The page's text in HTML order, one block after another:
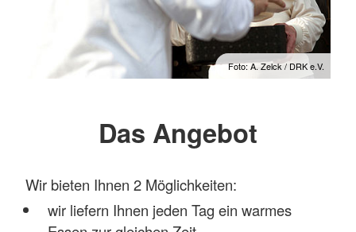
Foto: A. Zelck / DRK e.V.
Das Angebot
Wir bieten Ihnen 2 Möglichkeiten:
wir liefern Ihnen jeden Tag ein warmes